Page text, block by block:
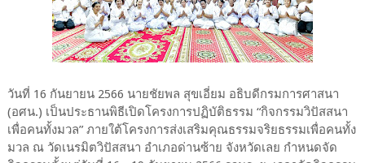
วันที่ 16 กันยายน 2566 นายชัยพล สุขเอี่ยม อธิบดีกรมการศาสนา
(อศน.) เป็นประธานพิธีเปิดโครงการปฏิบัติธรรม “กิจกรรมวิปัสสนา
เพื่อคนทั้งมวล” ภายใต้โครงการส่งเสริมคุณธรรมจริยธรรมเพื่อคนทั้ง
มวล ณ วัดเนรมิตวิปัสสนา อำเภอด่านซ้าย จังหวัดเลย กำหนดจัด